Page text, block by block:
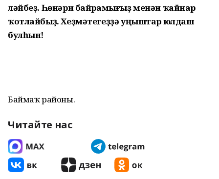
ләйбеҙ. Һөнәри байрамығыҙ ме­нән ҡайнар
ҡотлайбыҙ. Хеҙмә­те­геҙҙә уңыштар юлдаш
булһын!
Баймаҡ районы.
Читайте нас